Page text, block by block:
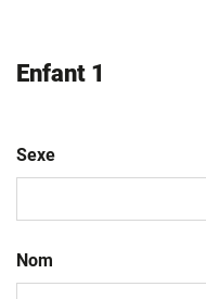
Enfant 1
Sexe
Nom